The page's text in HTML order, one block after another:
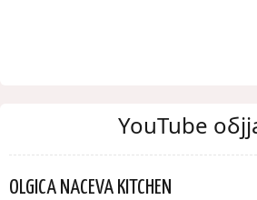
YouTube
OLGICA NACEVA KITCHEN